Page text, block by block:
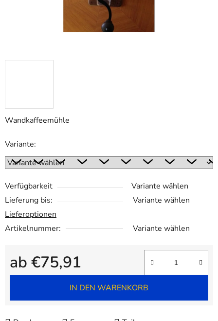
Wandkaffeemühle
Variante:
Verfügbarkeit
Variante wählen
Lieferung bis:
Variante wählen
Lieferoptionen
Artikelnummer:
Variante wählen
ab €75,91
Verkaufspreis:
IN DEN WARENKORB